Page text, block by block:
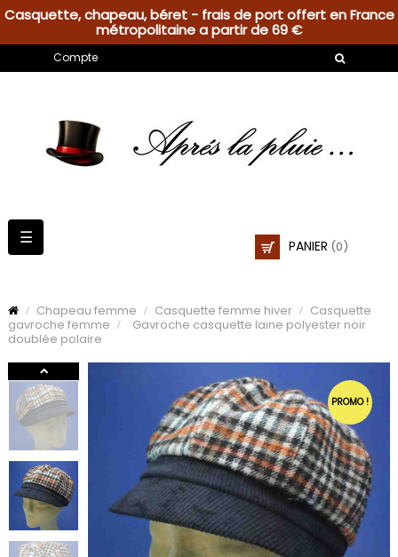
Casquette, chapeau, béret - frais de port offert en France
métropolitaine a partir de 69 €
Compte
PANIER (0)
Basculer
la
☰
Chapeau femme Casquette femme hiver
Casquette
gavroche femme
Gavroche casquette laine polyester noir
doublée polaire
PROMO !